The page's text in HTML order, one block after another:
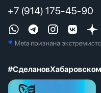
+7 (914) 175-45-90
* Meta признана